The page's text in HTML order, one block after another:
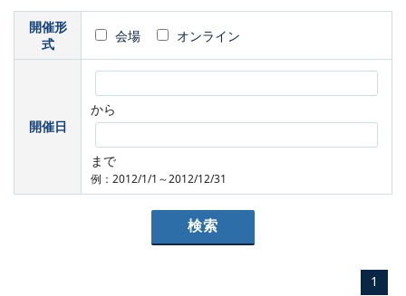
開催形
式
会場 オンライン
開催日
から
まで
例：2012/1/1～2012/12/31
1